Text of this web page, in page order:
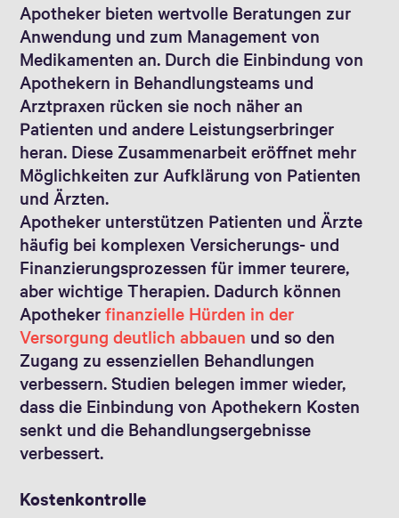
Apotheker bieten wertvolle Beratungen zur
Anwendung und zum Management von
Medikamenten an. Durch die Einbindung von
Apothekern in Behandlungsteams und
Arztpraxen rücken sie noch näher an
Patienten und andere Leistungserbringer
heran. Diese Zusammenarbeit eröffnet mehr
Möglichkeiten zur Aufklärung von Patienten
und Ärzten.
Apotheker unterstützen Patienten und Ärzte
häufig bei komplexen Versicherungs- und
Finanzierungsprozessen für immer teurere,
aber wichtige Therapien. Dadurch können
Apothekerfinanzielle Hürden in der
Versorgung deutlich abbauen und so den
Zugang zu essenziellen Behandlungen
verbessern. Studien belegen immer wieder,
dass die Einbindung von Apothekern Kosten
senkt und die Behandlungsergebnisse
verbessert.
Kostenkontrolle